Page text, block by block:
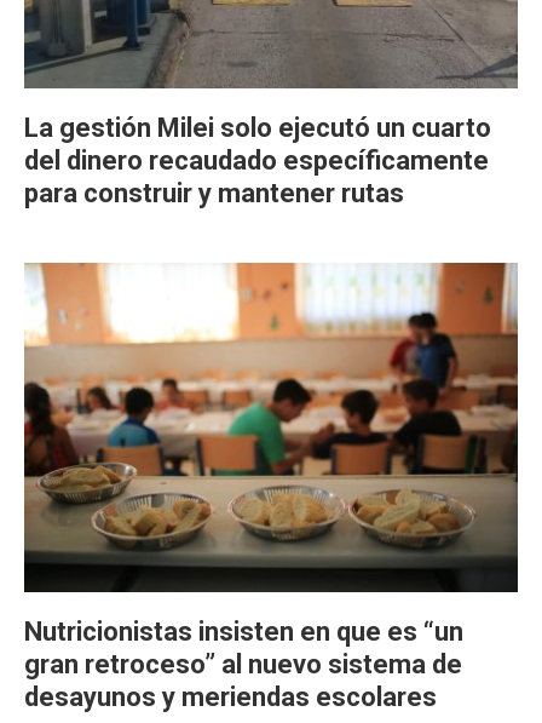
La gestión Milei solo ejecutó un cuarto
del dinero recaudado específicamente
para construir y mantener rutas
Nutricionistas insisten en que es “un
gran retroceso” al nuevo sistema de
desayunos y meriendas escolares